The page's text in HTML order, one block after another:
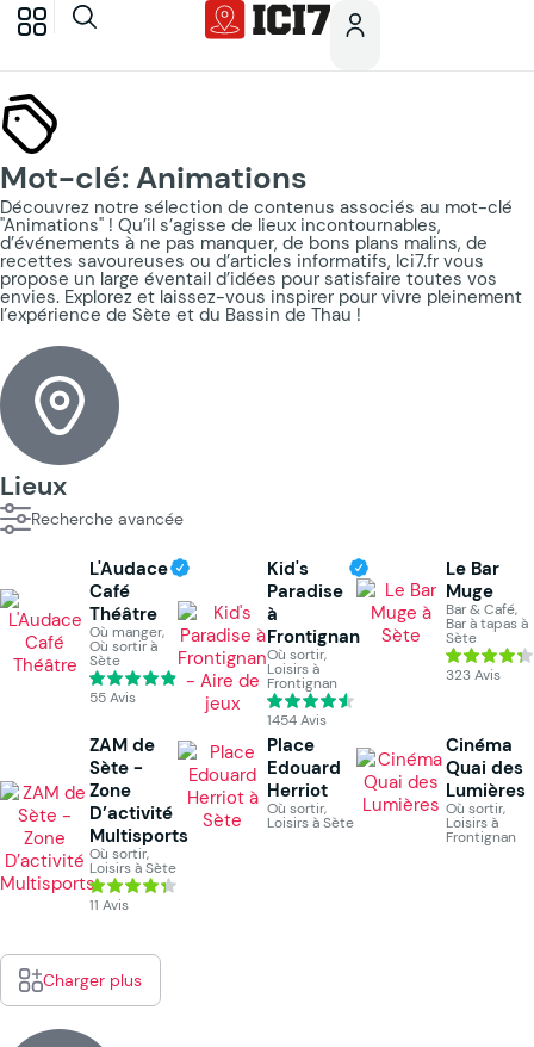
Mot-clé: Animations
Découvrez notre sélection de contenus associés au mot-clé
"Animations" ! Qu’il s’agisse de lieux incontournables,
d’événements à ne pas manquer, de bons plans malins, de
recettes savoureuses ou d’articles informatifs, Ici7.fr vous
propose un large éventail d’idées pour satisfaire toutes vos
envies. Explorez et laissez-vous inspirer pour vivre pleinement
l’expérience de Sète et du Bassin de Thau !
Lieux
Recherche avancée
L'Audace
Café
Théâtre
Où manger,
Où sortir à
Sète
55 Avis
Kid's
Paradise
à
Frontignan
Où sortir,
Loisirs à
Frontignan
1454 Avis
Le Bar
Muge
Bar & Café,
Bar à tapas à
Sète
323 Avis
ZAM de
Sète -
Zone
D’activité
Multisports
Où sortir,
Loisirs à Sète
11 Avis
Place
Edouard
Herriot
Où sortir,
Loisirs à Sète
Cinéma
Quai des
Lumières
Où sortir,
Loisirs à
Frontignan
Charger plus